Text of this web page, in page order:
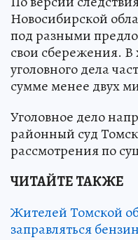
Новосибирской
под разными
свои сбережения. В
уголовного дела
сумме менее двух
Уголовное дело
районный суд
рассмотрения по
ЧИТАЙТЕ ТАКЖЕ
Жителей Томской
заправляться